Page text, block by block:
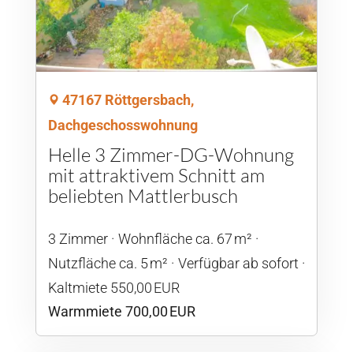
47167 Röttgersbach,
Dachgeschosswohnung
Helle 3 Zimmer-DG-Wohnung
mit attraktivem Schnitt am
beliebten Mattlerbusch
3 Zimmer
Wohnfläche ca. 67 m²
Nutzfläche ca. 5 m²
Verfügbar ab sofort
Kaltmiete 550,00 EUR
Warmmiete 700,00 EUR